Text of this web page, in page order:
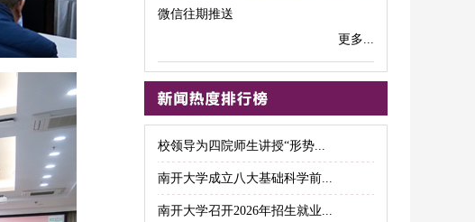
微信往期推送
更多...
校领导为四院师生讲授“形势...
南开大学成立八大基础科学前...
南开大学召开2026年招生就业...